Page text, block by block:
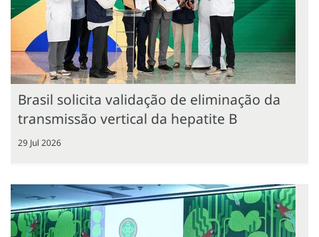
Brasil solicita validação de eliminação da
transmissão vertical da hepatite B
29 Jul 2026